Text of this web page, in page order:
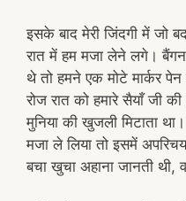
इसके बाद मेरी जिंदगी में जो
रात में हम मजा लेने लगे।
थे तो हमने एक मोटे मार्कर
रोज रात को हमारे सैयाँ जी
मुनिया की खुजली मिटाता
मजा ले लिया तो इसमें
बचा खुचा अहाना जानती थी,